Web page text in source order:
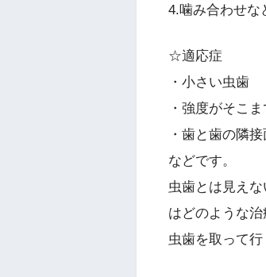
4.噛み合わせな
☆適応症
・小さい虫歯
・強度がそこ
・歯と歯の隣
などです。
虫歯とは見え
はどのような治
虫歯を取って